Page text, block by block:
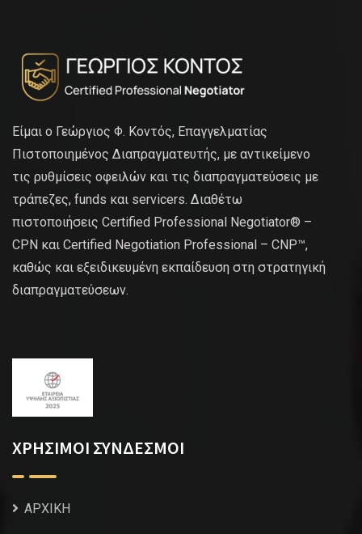
Είμαι ο Γεώργιος Φ. Κοντός, Επαγγελματίας
Πιστοποιημένος Διαπραγματευτής, με αντικείμενο
τις ρυθμίσεις οφειλών και τις διαπραγματεύσεις με
τράπεζες, funds και servicers. Διαθέτω
πιστοποιήσεις Certified Professional Negotiator® –
CPN και Certified Negotiation Professional – CNP™,
καθώς και εξειδικευμένη εκπαίδευση στη στρατηγική
διαπραγματεύσεων.
ΧΡΗΣΙΜΟΙ ΣΥΝΔΕΣΜΟΙ
ΑΡΧΙΚΗ